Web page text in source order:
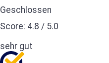
Geschlossen
Score: 4.8 / 5.0
sehr gut